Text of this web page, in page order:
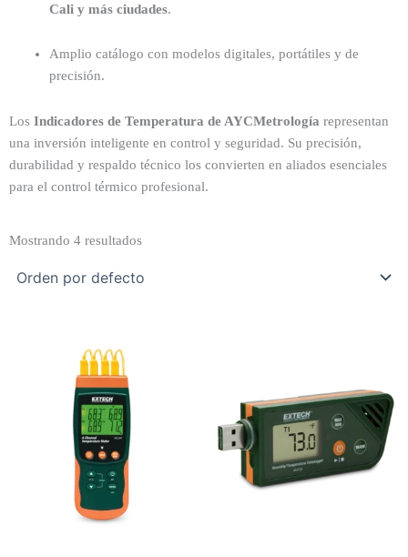
Cali y más ciudades.
Amplio catálogo con modelos digitales, portátiles y de
precisión.
Los Indicadores de Temperatura de AYCMetrología representan
una inversión inteligente en control y seguridad. Su precisión,
durabilidad y respaldo técnico los convierten en aliados esenciales
para el control térmico profesional.
Mostrando 4 resultados